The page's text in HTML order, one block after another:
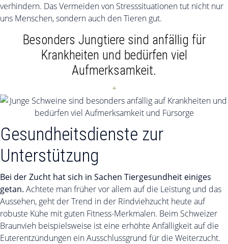
verhindern. Das Vermeiden von Stresssituationen tut nicht nur
uns Menschen, sondern auch den Tieren gut.
Besonders Jungtiere sind anfällig für
Krankheiten und bedürfen viel
Aufmerksamkeit.
+
Gesundheitsdienste zur
Unterstützung
Bei der Zucht hat sich in Sachen Tiergesundheit einiges
getan. Achtete man früher vor allem auf die Leistung und das
Aussehen, geht der Trend in der Rindviehzucht heute auf
robuste Kühe mit guten Fitness-Merkmalen. Beim Schweizer
Braunvieh beispielsweise ist eine erhöhte Anfälligkeit auf die
Euterentzündungen ein Ausschlussgrund für die Weiterzucht.